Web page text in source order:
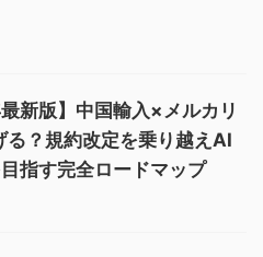
新版】中国輸入×メルカリ
る？規約改定を乗り越えAI
指す完全ロードマップ